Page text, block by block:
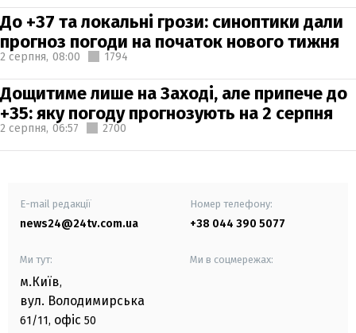
До +37 та локальні грози: синоптики дали
прогноз погоди на початок нового тижня
2 серпня, 08:00 1794
Дощитиме лише на Заході, але припече до
+35: яку погоду прогнозують на 2 серпня
2 серпня, 06:57 2700
E-mail редакції
news24@24tv.com.ua
Номер телефону:
+38 044 390 5077
Ми тут:
м.Київ,
вул. Володимирська
61/11, офіс 50
Ми в соцмережах: